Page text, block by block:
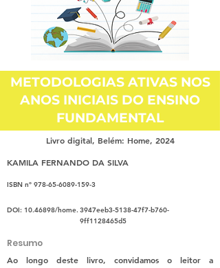
METODOLOGIAS ATIVAS NOS
ANOS INICIAIS DO ENSINO
FUNDAMENTAL
Livro digital, Belém: Home, 2024
KAMILA FERNANDO DA SILVA
ISBN nº 978-65-6089-159-3
DOI: 10.46898/home.3947eeb3-5138-47f7-b760-
9ff1128465d5
Resumo
Ao longo deste livro, convidamos o leitor a